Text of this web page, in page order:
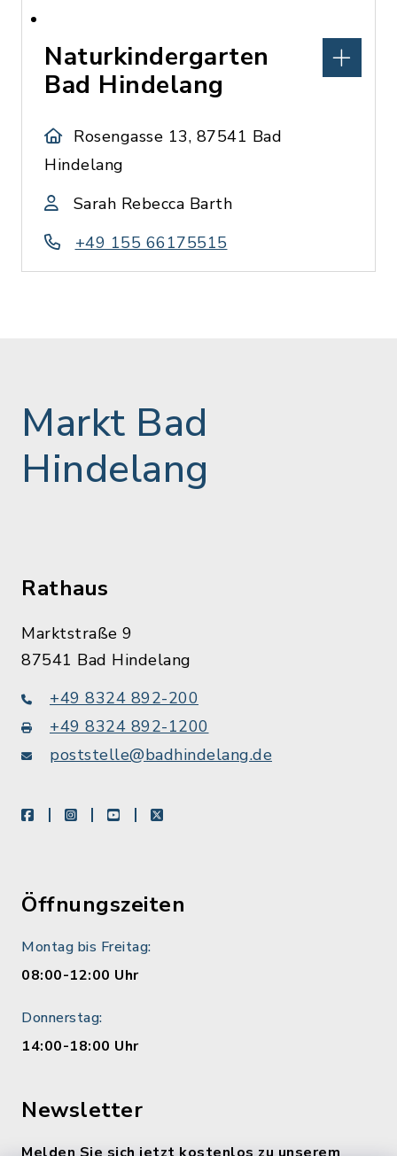
Naturkindergarten
Bad Hindelang
Rosengasse 13, 87541 Bad
Hindelang
Sarah Rebecca Barth
+49 155 66175515
Markt Bad
Hindelang
Rathaus
Marktstraße 9
87541 Bad Hindelang
+49 8324 892-200
+49 8324 892-1200
poststelle@badhindelang.de
facebookinstagramyoutubeX
Öffnungszeiten
Montag bis Freitag:
08:00-12:00 Uhr
Donnerstag:
14:00-18:00 Uhr
Newsletter